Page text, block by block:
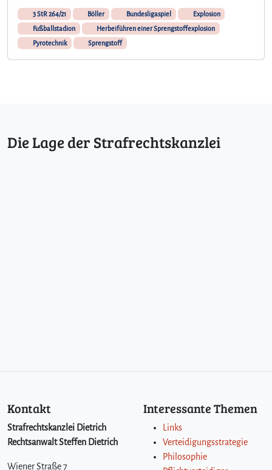
3 StR 264/21 Böller Bundesligaspiel
Explosion
Fußballstadion
Herbeiführen einer Sprengstoffexplosion
Pyrotechnik
Sprengstoff
Die Lage der Strafrechtskanzlei
Kontakt
Strafrechtskanzlei Dietrich
Rechtsanwalt Steffen Dietrich
Wiener Straße 7
Interessante Themen
Links
Verteidigungsstrategie
Philosophie